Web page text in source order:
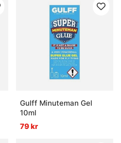
Gulff Minuteman Gel
10ml
79 kr